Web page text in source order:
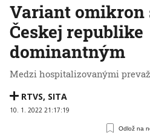
Variant omikron
Českej republike
dominantným
Medzi hospitalizovanými
RTVS, SITA
10. 1. 2022 21:17:19
Odlož na